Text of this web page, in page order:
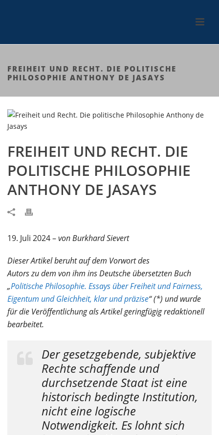
FREIHEIT UND RECHT. DIE POLITISCHE
PHILOSOPHIE ANTHONY DE JASAYS
FREIHEIT UND RECHT. DIE
POLITISCHE PHILOSOPHIE
ANTHONY DE JASAYS
19. Juli 2024 –von Burkhard Sievert
Dieser Artikel beruht auf dem Vorwort des
Autors zu dem von ihm ins Deutsche übersetzten Buch
„Politische Philosophie. Essays über Freiheit und Fairness,
Eigentum und Gleichheit, klar und präzise“ (*) und wurde
für die Veröffentlichung als Artikel geringfügig redaktionell
bearbeitet.
Der gesetzgebende, subjektive
Rechte schaffende und
durchsetzende Staat ist eine
historisch bedingte Institution,
nicht eine logische
Notwendigkeit. Es lohnt sich